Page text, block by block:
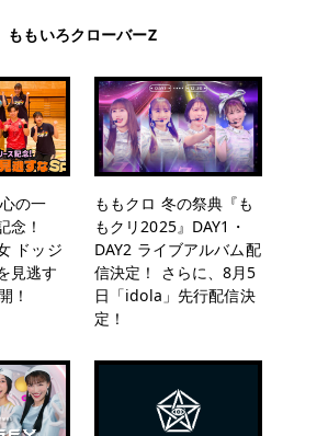
ももいろクローバーZ
の一
念！
ドッジ
見逃す
！
ももクロ 冬の祭典『も
もクリ2025』DAY1・
DAY2 ライブアルバム配
信決定！ さらに、8月5
日「idola」先行配信決
定！